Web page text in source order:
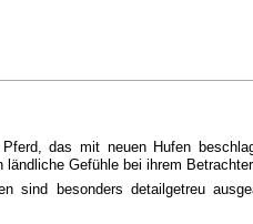
das mit neuen Hufen
ländliche Gefühle bei ihrem
sind besonders detailgetreu